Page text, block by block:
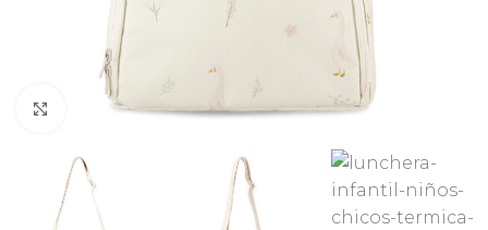
Click to enlarge